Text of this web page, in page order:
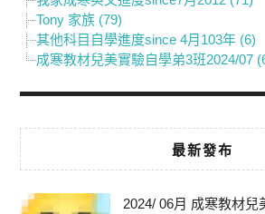
Tony 家族 (79)
其他科目自學進度since 4月103年 (6)
成寒教材兒美實驗自學弟3班2024/07
最新發布
2024/ 06月 成寒教材兒